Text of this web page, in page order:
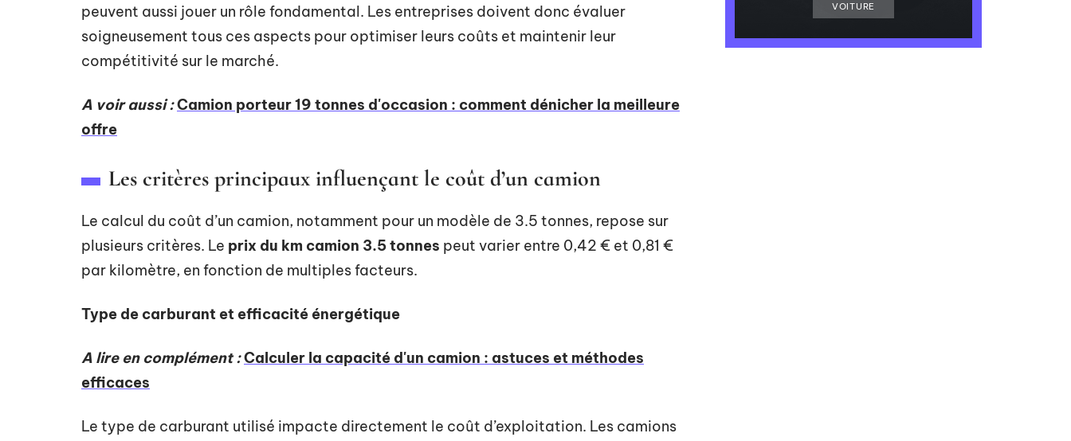
peuvent aussi jouer un rôle fondamental. Les entreprises doivent donc évaluer
soigneusement tous ces aspects pour optimiser leurs coûts et maintenir leur
compétitivité sur le marché.
A voir aussi :Camion porteur 19 tonnes d'occasion : comment dénicher la meilleure
offre
Les critères principaux influençant le coût d’un camion
Le calcul du coût d’un camion, notamment pour un modèle de 3.5 tonnes, repose sur
plusieurs critères. Le prix du km camion 3.5 tonnes peut varier entre 0,42 € et 0,81 €
par kilomètre, en fonction de multiples facteurs.
Type de carburant et efficacité énergétique
A lire en complément :Calculer la capacité d'un camion : astuces et méthodes
efficaces
Le type de carburant utilisé impacte directement le coût d’exploitation. Les camions
VOITURE